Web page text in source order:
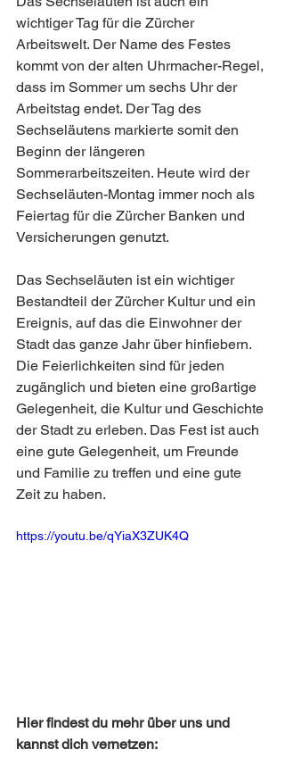
wichtiger Tag für die Zürcher
Arbeitswelt. Der Name des Festes
kommt von der alten Uhrmacher-Regel,
dass im Sommer um sechs Uhr der
Arbeitstag endet. Der Tag des
Sechseläutens markierte somit den
Beginn der längeren
Sommerarbeitszeiten. Heute wird der
Sechseläuten-Montag immer noch als
Feiertag für die Zürcher Banken und
Versicherungen genutzt.
Das Sechseläuten ist ein wichtiger
Bestandteil der Zürcher Kultur und ein
Ereignis, auf das die Einwohner der
Stadt das ganze Jahr über hinfiebern.
Die Feierlichkeiten sind für jeden
zugänglich und bieten eine großartige
Gelegenheit, die Kultur und Geschichte
der Stadt zu erleben. Das Fest ist auch
eine gute Gelegenheit, um Freunde
und Familie zu treffen und eine gute
Zeit zu haben.
https://youtu.be/qYiaX3ZUK4Q
Hier findest du mehr über uns und
kannst dich vernetzen: